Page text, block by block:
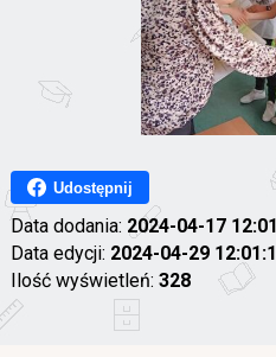
Udostępnij
Data dodania: 2024-04-17
Data edycji: 2024-04-29
Ilość wyświetleń: 328